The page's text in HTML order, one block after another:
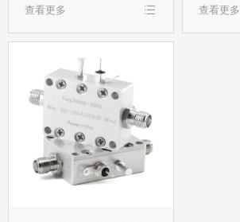
查看更多 查看更多